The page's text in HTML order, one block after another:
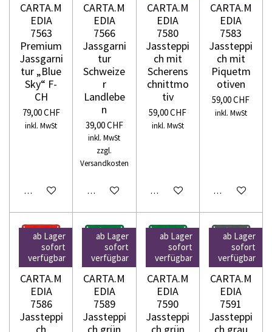
CARTA.M
EDIA
7563
Premium
Jassgarni
tur „Blue
Sky“ F-
CH
79,00 CHF
inkl. MwSt
In den Warenkorb
CARTA.M
EDIA
7566
Jassgarni
tur
Schweize
r
Landlebe
n
39,00 CHF
inkl. MwSt
zzgl.
Versandkosten
In den Warenkorb
CARTA.M
EDIA
7580
Jassteppi
ch mit
Scherens
chnittmo
tiv
59,00 CHF
inkl. MwSt
In den Warenkorb
CARTA.M
EDIA
7583
Jassteppi
ch mit
Piquetm
otiven
59,00 CHF
inkl. MwSt
In den
ab Lager
sofort
verfügbar
CARTA.M
EDIA
7586
Jassteppi
ab Lager
sofort
verfügbar
CARTA.M
EDIA
7589
Jassteppi
ab Lager
sofort
verfügbar
CARTA.M
EDIA
7590
Jassteppi
ab Lager
sofort
verfügbar
CARTA.M
EDIA
7591
Jassteppi